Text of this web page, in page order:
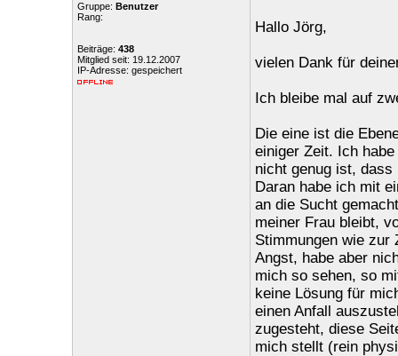
Gruppe: Benutzer
Rang:
Beiträge: 438
Mitglied seit: 19.12.2007
IP-Adresse: gespeichert
Hallo Jörg,
vielen Dank für
Ich bleibe mal auf
Die eine ist die
einiger Zeit. Ich
nicht genug ist,
Daran habe ich mit
an die Sucht
meiner Frau bleibt,
Stimmungen wie zur
Angst, habe aber
mich so sehen, so
keine Lösung für
einen Anfall
zugesteht, diese
mich stellt (rein